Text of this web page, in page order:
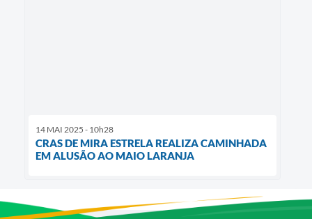
14 MAI 2025 - 10h28
CRAS DE MIRA ESTRELA REALIZA CAMINHADA
EM ALUSÃO AO MAIO LARANJA